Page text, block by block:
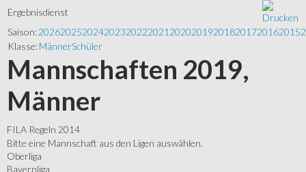
Ergebnisdienst
Saison:202620252024202320222021 202020192018201720162015
Klasse:MännerSchüler
Mannschaften 2019,
Männer
FILA Regeln 2014
Bitte eine Mannschaft aus den Ligen auswählen.
Oberliga
Bayernliga